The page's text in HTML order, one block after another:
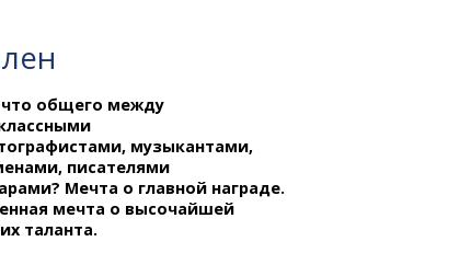
что общего между
музыкантами,
писателями
Мечта о главной награде.
мечта о высочайшей
таланта.